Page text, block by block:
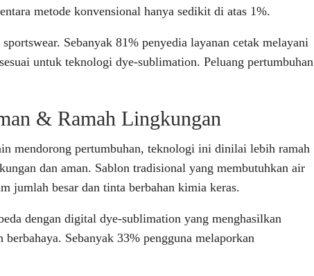
metode konvensional hanya sedikit di atas 1%.
Sebanyak 81% penyedia layanan cetak melayani
untuk teknologi dye-sublimation. Peluang pertumbuhan
& Ramah Lingkungan
mendorong pertumbuhan, teknologi ini dinilai lebih ramah
dan aman. Sablon tradisional yang membutuhkan air
jumlah besar dan tinta berbahan kimia keras.
dengan digital dye-sublimation yang menghasilkan
Sebanyak 33% pengguna melaporkan